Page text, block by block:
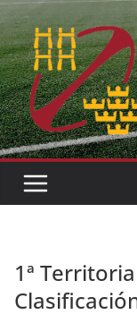
Skip
to
content
1ª